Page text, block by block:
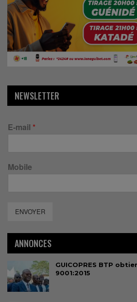
NEWSLETTER
E-mail *
Mobile
ENVOYER
ANNONCES
GUICOPRES BTP
9001:2015